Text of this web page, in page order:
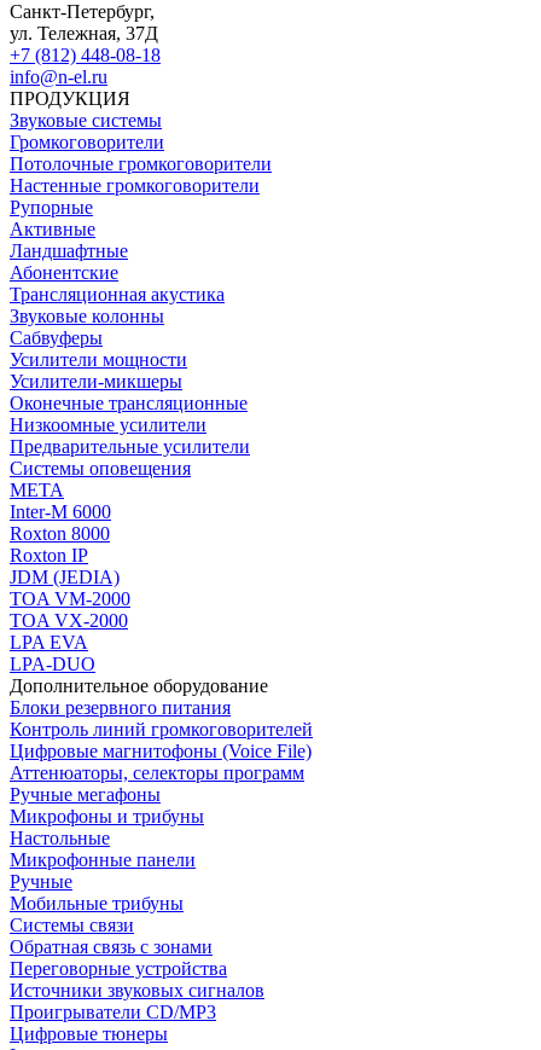
Санкт-Петербург,
ул. Тележная, 37Д
+7 (812) 448-08-18
info@n-el.ru
ПРОДУКЦИЯ
Звуковые системы
Громкоговорители
Потолочные громкоговорители
Настенные громкоговорители
Рупорные
Активные
Ландшафтные
Абонентские
Трансляционная акустика
Звуковые колонны
Сабвуферы
Усилители мощности
Усилители-микшеры
Оконечные трансляционные
Низкоомные усилители
Предварительные усилители
Системы оповещения
МЕТА
Inter-M 6000
Roxton 8000
Roxton IP
JDM (JEDIA)
TOA VM-2000
TOA VX-2000
LPA EVA
LPA-DUO
Дополнительное оборудование
Блоки резервного питания
Контроль линий громкоговорителей
Цифровые магнитофоны (Voice File)
Аттенюаторы, селекторы программ
Ручные мегафоны
Микрофоны и трибуны
Настольные
Микрофонные панели
Ручные
Мобильные трибуны
Системы связи
Обратная связь с зонами
Переговорные устройства
Источники звуковых сигналов
Проигрыватели CD/MP3
Цифровые тюнеры